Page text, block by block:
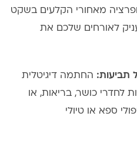
מאחורי הקלעים בשקט
לאורחים שלכם את
תביעות: החתמה דיגיטלית
לחדרי כושר, בריאות, או
ספא או טיולי